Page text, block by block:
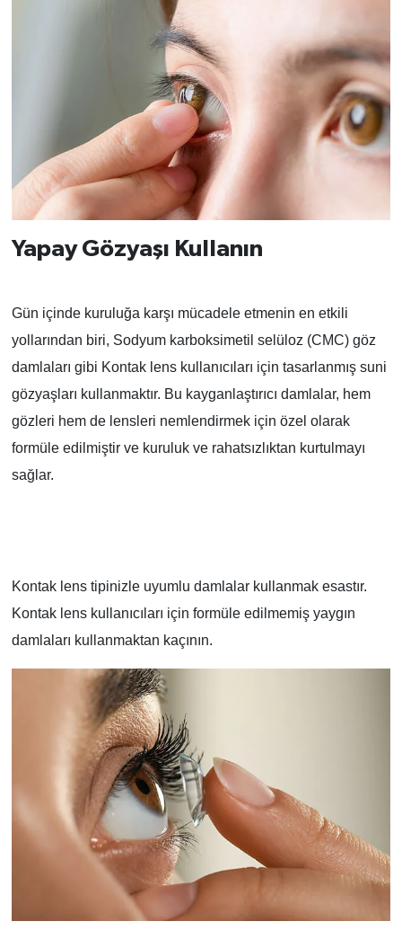
Yapay Gözyaşı Kullanın
Gün içinde kuruluğa karşı mücadele etmenin en etkili
yollarından biri, Sodyum karboksimetil selüloz (CMC) göz
damlaları gibi Kontak lens kullanıcıları için tasarlanmış suni
gözyaşları kullanmaktır. Bu kayganlaştırıcı damlalar, hem
gözleri hem de lensleri nemlendirmek için özel olarak
formüle edilmiştir ve kuruluk ve rahatsızlıktan kurtulmayı
sağlar.
Kontak lens tipinizle uyumlu damlalar kullanmak esastır.
Kontak lens kullanıcıları için formüle edilmemiş yaygın
damlaları kullanmaktan kaçının.